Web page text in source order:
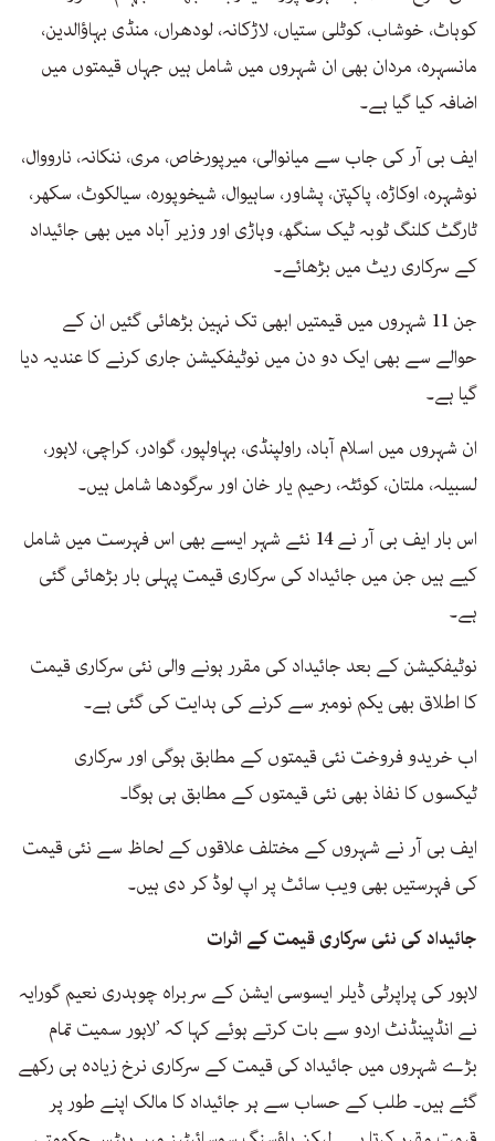
کوہاٹ، خوشاب، کوٹلی ستیاں، لاڑکانہ، لودھراں، منڈی بہاؤالدین،
مانسہرہ، مردان بھی ان شہروں میں شامل ہیں جہاں قیمتوں میں
اضافہ کیا گیا ہے۔
ایف بی آر کی جاب سے میانوالی، میرپورخاص، مری، ننکانہ، نارووال،
نوشہرہ، اوکاڑہ، پاکپتن، پشاور، ساہیوال، شیخوپورہ، سیالکوٹ، سکھر،
ٹارگٹ کلنگ ٹوبہ ٹیک سنگھ، وہاڑی اور وزیر آباد میں بھی جائیداد
کے سرکاری ریٹ میں بڑھائے۔
جن 11 شہروں میں قیمتیں ابھی تک نہین بڑھائی گئیں ان کے
حوالے سے بھی ایک دو دن میں نوٹیفکیشن جاری کرنے کا عندیہ دیا
گیا ہے۔
ان شہروں میں اسلام آباد، راولپنڈی، بہاولپور، گوادر، کراچی، لاہور،
لسبیلہ، ملتان، کوئٹہ، رحیم یار خان اور سرگودھا شامل ہیں۔
اس بار ایف بی آر نے 14 نئے شہر ایسے بھی اس فہرست میں شامل
کیے ہیں جن میں جائیداد کی سرکاری قیمت پہلی بار بڑھائی گئی
ہے۔
نوٹیفکیشن کے بعد جائیداد کی مقرر ہونے والی نئی سرکاری قیمت
کا اطلاق بھی یکم نومبر سے کرنے کی ہدایت کی گئی ہے۔
اب خریدو فروخت نئی قیمتوں کے مطابق ہوگی اور سرکاری
ٹیکسوں کا نفاذ بھی نئی قیمتوں کے مطابق ہی ہوگا۔
ایف بی آر نے شہروں کے مختلف علاقوں کے لحاظ سے نئی قیمت
کی فہرستیں بھی ویب سائٹ پر اپ لوڈ کر دی ہیں۔
جائیداد کی نئی سرکاری قیمت کے اثرات
لاہور کی پراپرٹی ڈیلر ایسوسی ایشن کے سربراہ چوہدری نعیم گورایہ
نے انڈپینڈنٹ اردو سے بات کرتے ہوئے کہا کہ ’لاہور سمیت تمام
بڑے شہروں میں جائیداد کی قیمت کے سرکاری نرخ زیادہ ہی رکھے
گئے ہیں۔ طلب کے حساب سے ہر جائیداد کا مالک اپنے طور پر